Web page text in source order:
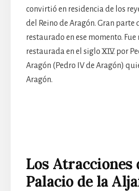
convirtió en residencia de los
del Reino de Aragón. Gran parte
restaurado en ese momento.
restaurada en el siglo XIV por
Aragón (Pedro IV de Aragón)
Aragón.
Los Atracciones
Palacio de la